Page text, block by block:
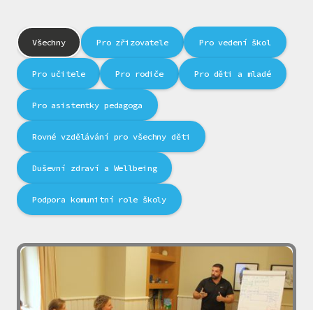
Všechny Pro zřizovatele Pro vedení škol
Pro učitele Pro rodiče Pro děti a mladé
Pro asistentky pedagoga
Rovné vzdělávání pro všechny děti
Duševní zdraví a Wellbeing
Podpora komunitní role školy